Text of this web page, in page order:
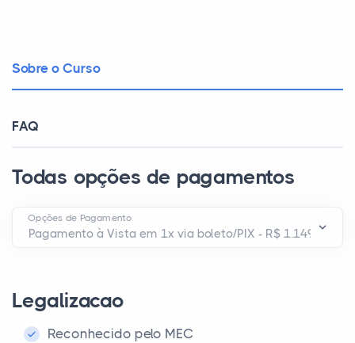
Sobre o Curso
FAQ
Todas opções de pagamentos
Opções de Pagamento
Legalizacao
Reconhecido pelo MEC